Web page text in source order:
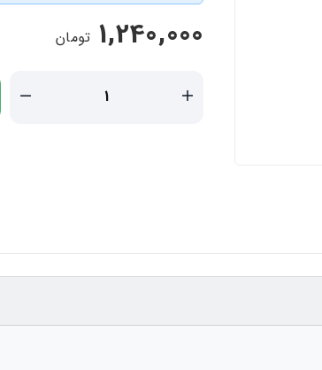
1,240,000 تومان